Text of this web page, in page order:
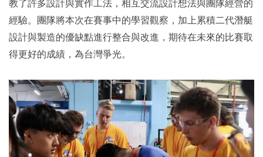
教了許多設計與實作工法，相互交流設計想法與團隊經營的
經驗。團隊將本次在賽事中的學習觀察，加上累積二代潛艇
設計與製造的優缺點進行整合與改進，期待在未來的比賽取
得更好的成績，為台灣爭光。